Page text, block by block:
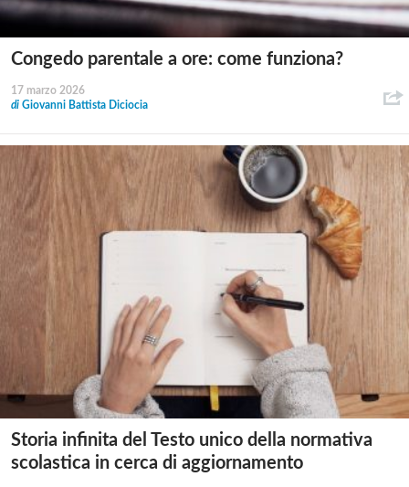
Congedo parentale a ore: come funziona?
17 marzo 2026
di Giovanni Battista Diciocia
Storia infinita del Testo unico della normativa
scolastica in cerca di aggiornamento